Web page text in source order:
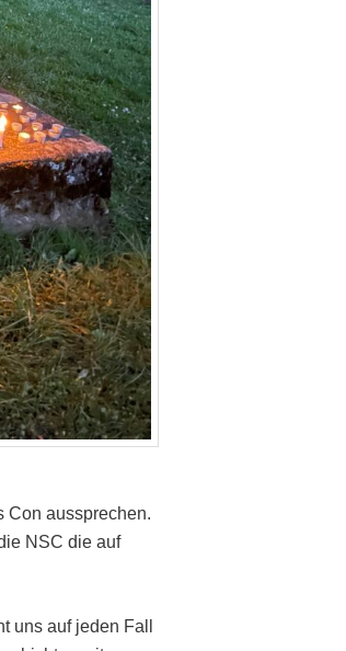
Con aussprechen.
NSC die auf
uns auf jeden Fall